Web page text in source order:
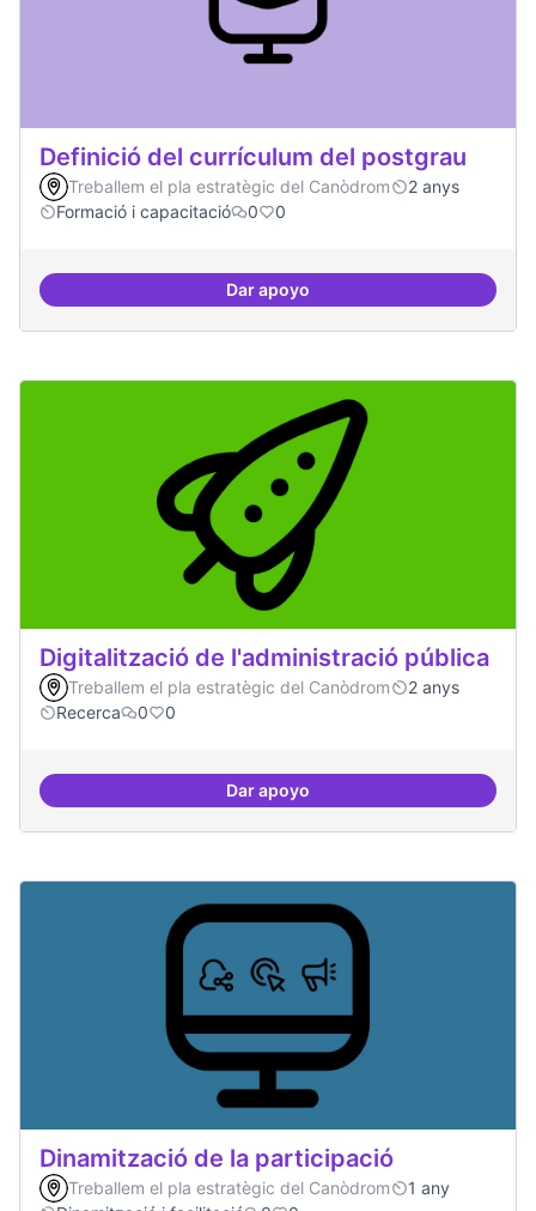
Definició del currículum del postgrau
Treballem el pla estratègic del Canòdrom
2 anys
Formació i capacitació
0 0
Dar apoyoDefinició del currículum del
Digitalització de l'administració pública
Treballem el pla estratègic del Canòdrom
2 anys
Recerca
0 0
Dar apoyoDigitalització de l'administració
Dinamització de la participació
Treballem el pla estratègic del Canòdrom
1 any